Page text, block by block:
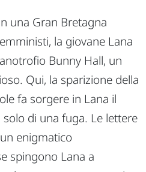
una Gran Bretagna
la giovane Lana
Bunny Hall, un
Qui, la sparizione della
fa sorgere in Lana il
di una fuga. Le lettere
enigmatico
spingono Lana a